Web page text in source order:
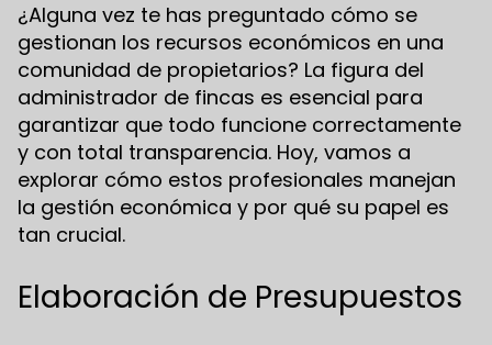
¿Alguna vez te has preguntado cómo se
gestionan los recursos económicos en una
comunidad de propietarios? La figura del
administrador de fincas es esencial para
garantizar que todo funcione correctamente
y con total transparencia. Hoy, vamos a
explorar cómo estos profesionales manejan
la gestión económica y por qué su papel es
tan crucial.
Elaboración de Presupuestos